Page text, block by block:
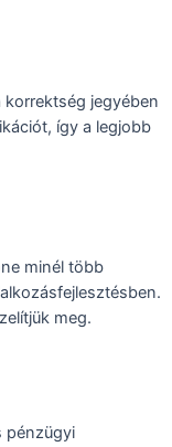
jegyében
így a legjobb
minél több
meg.
pénzügyi